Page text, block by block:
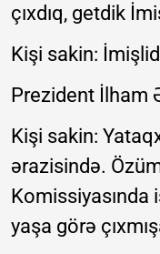
çıxdıq, getdik
Kişi sakin:
Prezident İlham
Kişi sakin:
ərazisində.
Komissiyasında
yaşa görə